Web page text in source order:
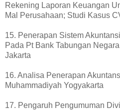
Rekening Laporan Keuangan
Mal Perusahaan; Studi Kasus
15. Penerapan Sistem
Pada Pt Bank Tabungan
Jakarta
16. Analisa Penerapan
Muhammadiyah Yogyakarta
17. Pengaruh Pengumuman